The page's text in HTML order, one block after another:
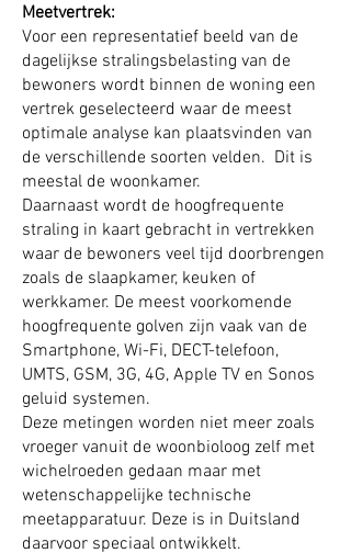
Meetvertrek:
Voor een representatief beeld van de
dagelijkse stralingsbelasting van de
bewoners wordt binnen de woning een
vertrek geselecteerd waar de meest
optimale analyse kan plaatsvinden van
de verschillende soorten velden. Dit is
meestal de woonkamer.
Daarnaast wordt de hoogfrequente
straling in kaart gebracht in vertrekken
waar de bewoners veel tijd doorbrengen
zoals de slaapkamer, keuken of
werkkamer. De meest voorkomende
hoogfrequente golven zijn vaak van de
Smartphone, Wi-Fi, DECT-telefoon,
UMTS, GSM, 3G, 4G, Apple TV en Sonos
geluid systemen.
Deze metingen worden niet meer zoals
vroeger vanuit de woonbioloog zelf met
wichelroeden gedaan maar met
wetenschappelijke technische
meetapparatuur. Deze is in Duitsland
daarvoor speciaal ontwikkelt.